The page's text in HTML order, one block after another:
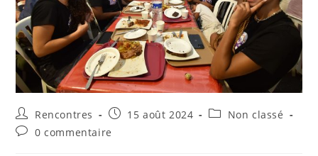
Auteur/autrice
de
la
Rencontres
Publication
15 août 2024
PostNon classé
Commentaires
0 commentaire